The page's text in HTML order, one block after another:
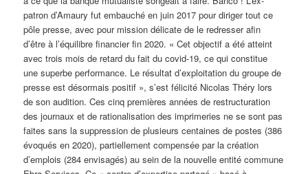
patron d’Amaury fut embauché en juin 2017 pour diriger tout ce
pôle presse, avec pour mission délicate de le redresser afin
d’être à l’équilibre financier fin 2020. « Cet objectif a été atteint
avec trois mois de retard du fait du covid-19, ce qui constitue
une superbe performance. Le résultat d’exploitation du groupe de
presse est désormais positif », s’est félicité Nicolas Théry lors
de son audition. Ces cinq premières années de restructuration
des journaux et de rationalisation des imprimeries ne se sont pas
faites sans la suppression de plusieurs centaines de postes (386
évoqués en 2020), partiellement compensée par la création
d’emplois (284 envisagés) au sein de la nouvelle entité commune